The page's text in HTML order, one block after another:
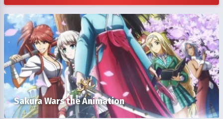
Sakura Wars the Animation